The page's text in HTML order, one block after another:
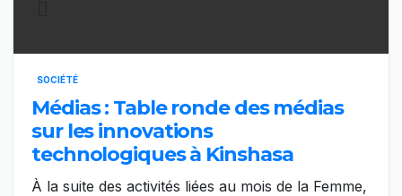
SOCIÉTÉ
Médias : Table ronde des médias
sur les innovations
technologiques à Kinshasa
À la suite des activités liées au mois de la Femme,